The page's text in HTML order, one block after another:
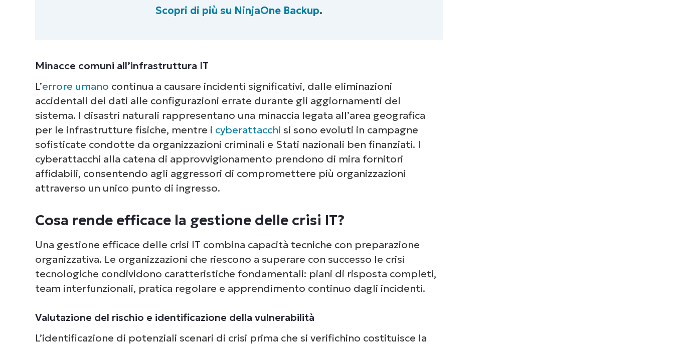
Scopri di più su NinjaOne Backup.
Minacce comuni all’infrastruttura IT
L’errore umano continua a causare incidenti significativi, dalle eliminazioni
accidentali dei dati alle configurazioni errate durante gli aggiornamenti del
sistema. I disastri naturali rappresentano una minaccia legata all’area geografica
per le infrastrutture fisiche, mentre i cyberattacchi si sono evoluti in campagne
sofisticate condotte da organizzazioni criminali e Stati nazionali ben finanziati. I
cyberattacchi alla catena di approvvigionamento prendono di mira fornitori
affidabili, consentendo agli aggressori di compromettere più organizzazioni
attraverso un unico punto di ingresso.
Cosa rende efficace la gestione delle crisi IT?
Una gestione efficace delle crisi IT combina capacità tecniche con preparazione
organizzativa. Le organizzazioni che riescono a superare con successo le crisi
tecnologiche condividono caratteristiche fondamentali: piani di risposta completi,
team interfunzionali, pratica regolare e apprendimento continuo dagli incidenti.
Valutazione del rischio e identificazione della vulnerabilità
L’identificazione di potenziali scenari di crisi prima che si verifichino costituisce la
Guarda NinjaOne in
Dai un’occhiata alle nostre demo on-demand per vedere
come NinjaOne semplifica attività IT come la gestione
degli endpoint, il patching, l’MDM, il ticketing e altro
ancora.